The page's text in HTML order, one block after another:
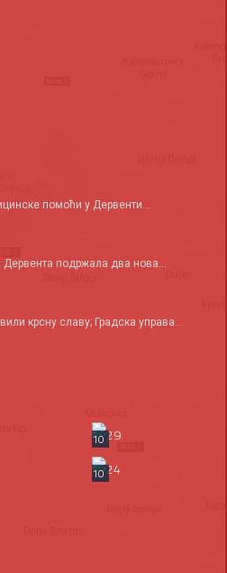
помоћи у Дервенти...
подржала два нова...
крсну славу; Градска управа...
10
10